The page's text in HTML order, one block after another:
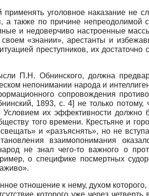
уголовное наказание не
также по причине непреодолимой
и недоверчиво настроенные
«знании», арестанты и
преступников, их
П.Н. Обнинского, должна
непонимании народа и
сопровождения
1893, с. 4] не только
их эффективности
того времени. Крестьяне и
и «разъяснять», но не
взаимопонимания
не знал чего-то важного о
о специфике посмертных
отношение к нему, духом
которого уже через